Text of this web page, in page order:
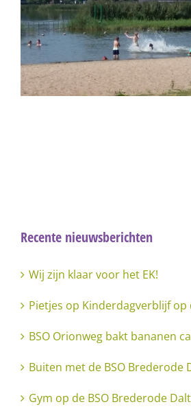
Recente nieuwsberichten
Wij zijn klaar voor het EK!
Pietjes op Kinderdagverblijf op
BSO Orionweg bakt bananen
Buiten met de BSO Brederode
Gym op de BSO Brederode